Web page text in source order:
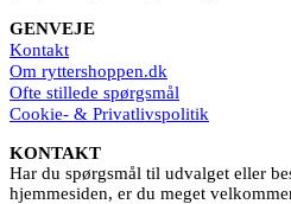
GENVEJE
Kontakt
Om ryttershoppen.dk
Ofte stillede spørgsmål
Cookie- & Privatlivspolitik
KONTAKT
Har du spørgsmål til udvalget eller
hjemmesiden, er du meget